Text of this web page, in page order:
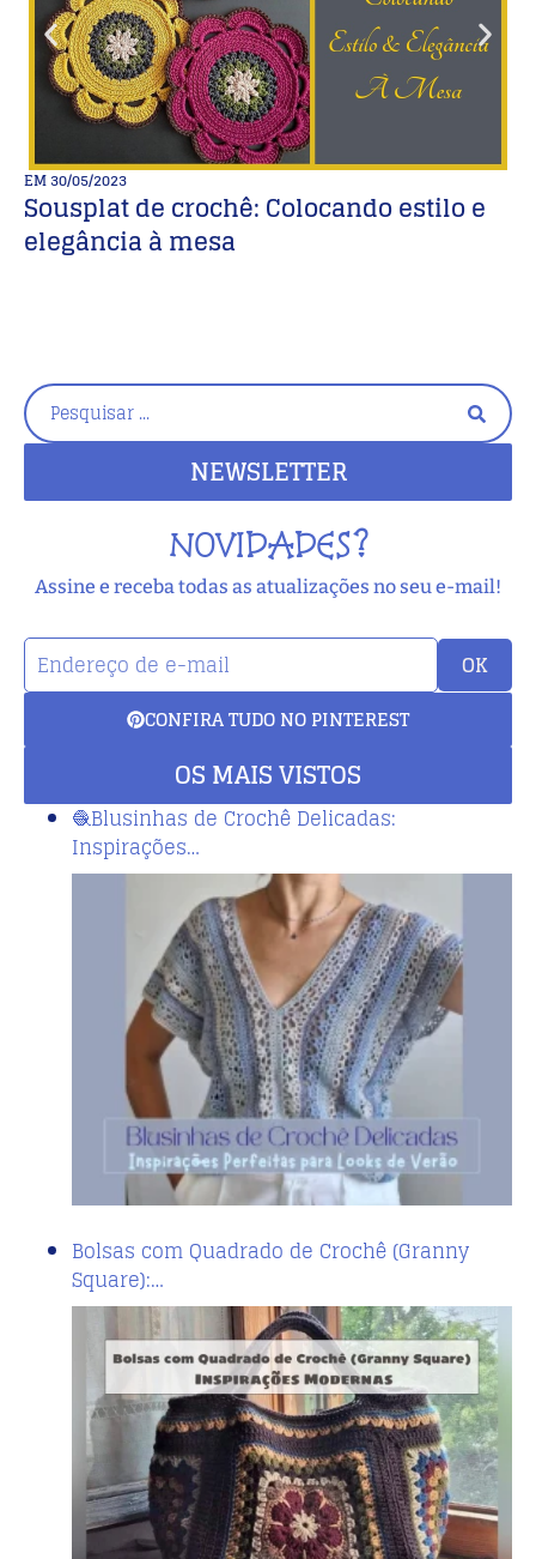
EM30/05/2023
Sousplat de crochê: Colocando estilo e
elegância à mesa
NEWSLETTER
NOVIDADES?
Assine e receba todas as atualizações no seu e-mail!
OK
CONFIRA TUDO NO PINTEREST
OS MAIS VISTOS
🧶Blusinhas de Crochê Delicadas:
Inspirações…
Bolsas com Quadrado de Crochê (Granny
Square):…